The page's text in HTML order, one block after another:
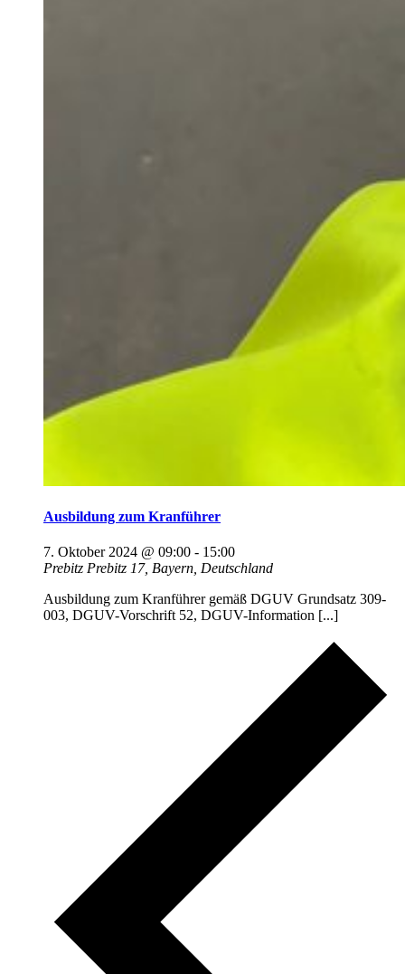
Ausbildung zum Kranführer
7. Oktober 2024 @ 09:00 - 15:00
Prebitz Prebitz 17, Bayern, Deutschland
Ausbildung zum Kranführer gemäß DGUV Grundsatz 309-
003, DGUV-Vorschrift 52, DGUV-Information [...]